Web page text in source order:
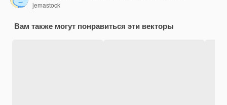
jemastock
Вам также могут понравиться эти векторы